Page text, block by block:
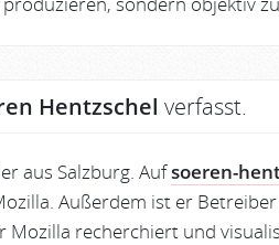
Hentzschel verfasst.
aus Salzburg. Aufsoeren-
Außerdem ist er
Mozilla recherchiert und